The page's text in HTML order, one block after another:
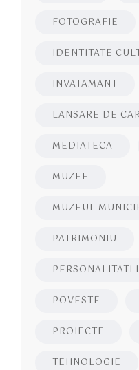
FOTOGRAFIE
IDENTITATE
INVATAMANT
LANSARE DE
MEDIATECA
MUZEE
MUZEUL
PATRIMONIU
PERSONALITATI
POVESTE
PROIECTE
TEHNOLOGIE